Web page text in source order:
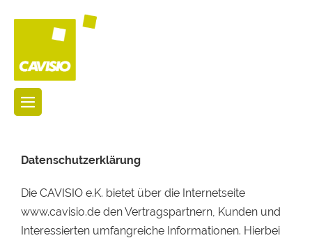
Datenschutzerklärung
Die CAVISIO e.K. bietet über die Internetseite
www.cavisio.de den Vertragspartnern, Kunden und
Interessierten umfangreiche Informationen. Hierbei